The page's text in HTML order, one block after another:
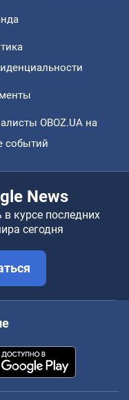
OBOZ.UA на
событий
News
курсе последних
сегодня